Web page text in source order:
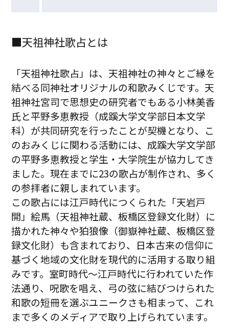
■天祖神社歌占とは
「天祖神社歌占」は、天祖神社の神々とご縁を
結べる同神社オリジナルの和歌みくじです。天
祖神社宮司で思想史の研究者でもある小林美香
氏と平野多恵教授（成蹊大学文学部日本文学
科）が共同研究を行ったことが契機となり、こ
のおみくじに関わる活動には、成蹊大学文学部
の平野多恵教授と学生・大学院生が協力してき
ました。現在までに23の歌占が制作され、多く
の参拝者に親しまれています。
この歌占には江戸時代につくられた「天岩戸
開」絵馬（天祖神社蔵、板橋区登録文化財）に
描かれた神々や狛狼像（御嶽神社蔵、板橋区登
録文化財）も含まれており、日本古来の信仰に
基づく地域の文化財を現代的に活用する取り組
みです。室町時代～江戸時代に行われていた作
法通り、呪歌を唱え、弓の弦に結びつけられた
和歌の短冊を選ぶユニークさも相まって、これ
まで多くのメディアで取り上げられています。